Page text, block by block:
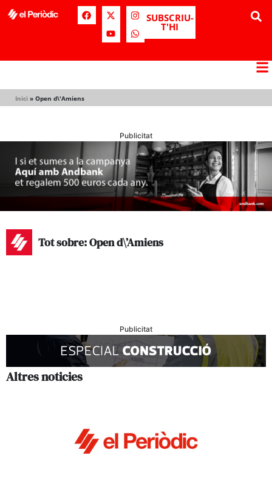
SUBSCRIU-
T'HI
Inici » Open d\'Amiens
Publicitat
Tot sobre: Open d\’Amiens
Publicitat
Altres noticies